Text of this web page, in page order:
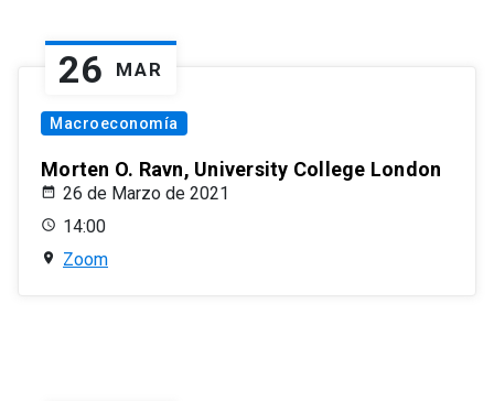
26 MAR
Macroeconomía
Morten O. Ravn, University College London
26 de Marzo de 2021
14:00
Zoom